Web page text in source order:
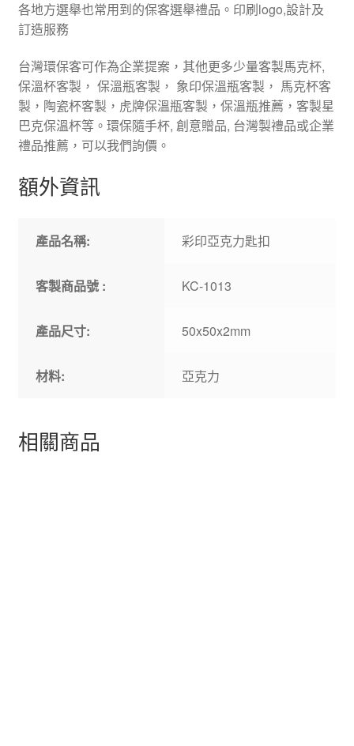
各地方選舉也常用到的保客選舉禮品。印刷logo,設計及
訂造服務
台灣環保客可作為企業提案，其他更多少量客製馬克杯,
保溫杯客製， 保溫瓶客製， 象印保溫瓶客製， 馬克杯客
製，陶瓷杯客製，虎牌保溫瓶客製，保溫瓶推薦，客製星
巴克保溫杯等。環保隨手杯, 創意贈品, 台灣製禮品或企業
禮品推薦，可以我們詢價。
額外資訊
產品名稱: 彩印亞克力匙扣
客製商品號 : KC-1013
產品尺寸: 50x50x2mm
材料: 亞克力
相關商品